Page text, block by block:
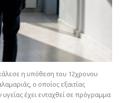
η υπόθεση του 12χρονου
ο οποίος εξαιτίας
έχει ενταχθεί σε πρόγραμμα